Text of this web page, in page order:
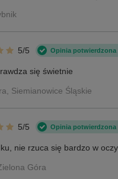
5/5 Opinia potwierdzona
się świetnie
Siemianowice Śląskie
5/5 Opinia potwierdzona
nie rzuca się bardzo w oczy
Góra